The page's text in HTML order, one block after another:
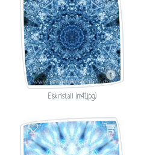
Eiskristall (m41.jpg)